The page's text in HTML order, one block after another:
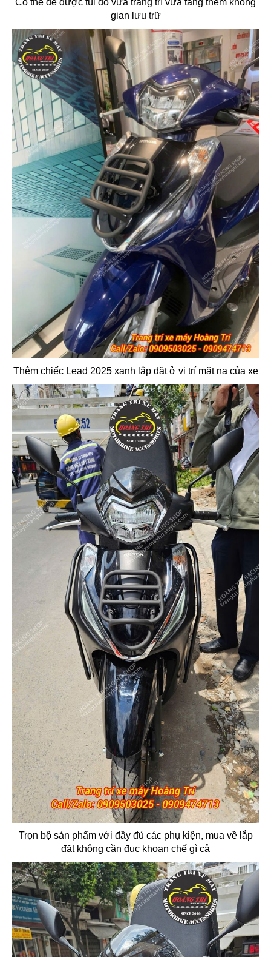
Có thể để được túi đồ vừa trang trí vừa tăng thêm không
gian lưu trữ
Thêm chiếc Lead 2025 xanh lắp đặt ở vị trí mặt nạ của xe
Trọn bộ sản phẩm với đầy đủ các phụ kiện, mua về lắp
đặt không cần đục khoan chế gì cả